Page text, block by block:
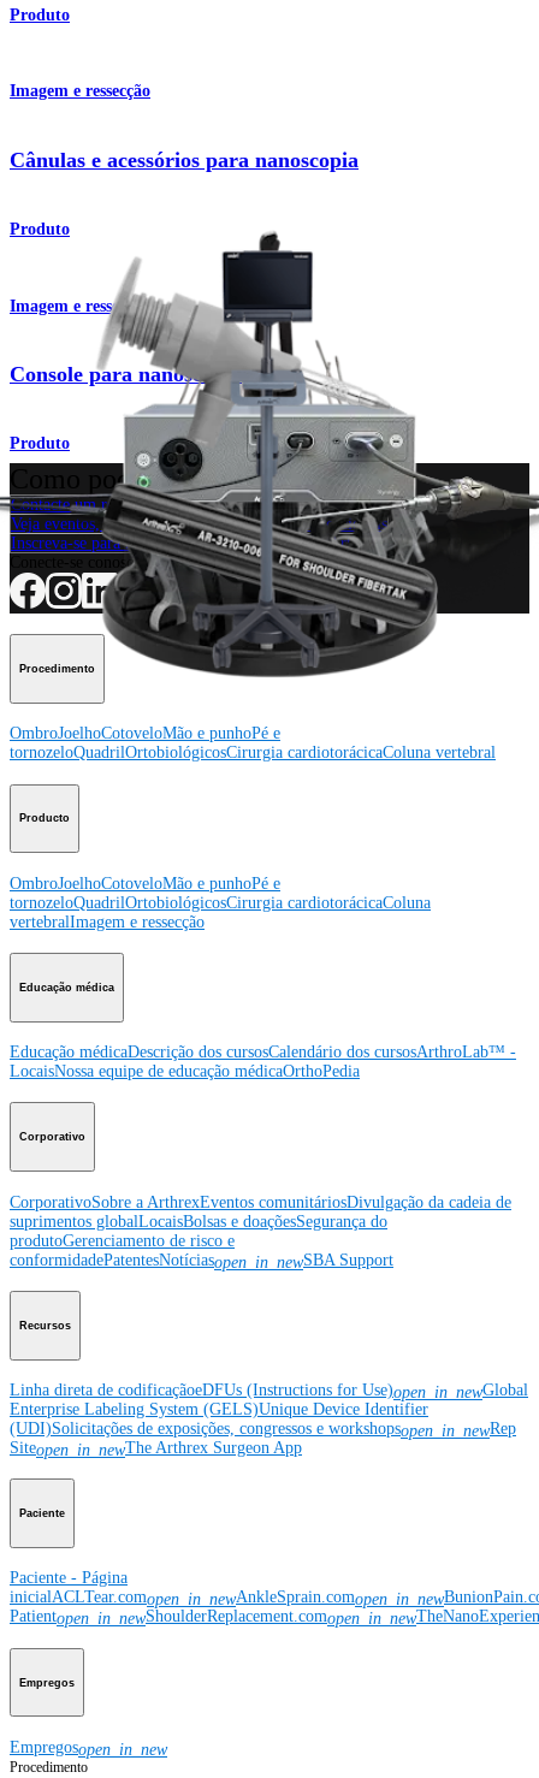
Produto
Imagem e ressecção
Cânulas e acessórios para nanoscopia
Produto
Imagem e ressecção
Console para nanoscopia
Produto
Como podemos ajudar?
Contacte um representante
Veja eventos, laboratórios e oportunidades educacionais
Inscreva-se para receber: O que há de novo na Arthrex?
Conecte-se conosco
Procedimento
OmbroJoelhoCotoveloMão e punhoPé e
tornozeloQuadrilOrtobiológicosCirurgia cardiotorácicaColuna vertebral
Producto
OmbroJoelhoCotoveloMão e punhoPé e
tornozeloQuadrilOrtobiológicosCirurgia cardiotorácicaColuna
vertebralImagem e ressecção
Educação médica
Educação médicaDescrição dos cursosCalendário dos cursosArthroLab™ -
LocaisNossa equipe de educação médicaOrthoPedia
Corporativo
CorporativoSobre a ArthrexEventos comunitáriosDivulgação da cadeia de
suprimentos globalLocaisBolsas e doaçõesSegurança do
produtoGerenciamento de risco e
conformidadePatentesNotíciasopen_in_newSBA Support
Recursos
Linha direta de codificaçãoeDFUs (Instructions for Use)open_in_newGlobal
Enterprise Labeling System (GELS)Unique Device Identifier
(UDI)Solicitações de exposições, congressos e workshopsopen_in_newRep
Siteopen_in_newThe Arthrex Surgeon App
Paciente
Paciente - Página
inicialACLTear.comopen_in_newAnkleSprain.comopen_in_new
Patientopen_in_newShoulderReplacement.comopen_in_new
Empregos
Empregosopen_in_new
Procedimento